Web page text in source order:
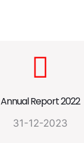
Annual Report 2022
31-12-2023